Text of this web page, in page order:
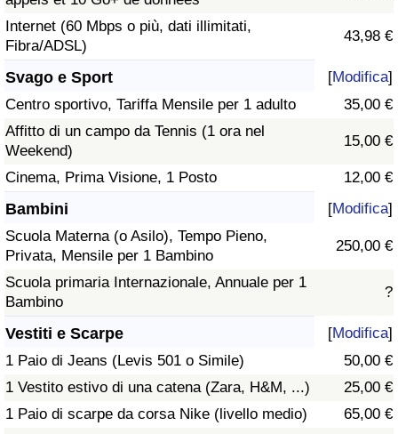
Internet (60 Mbps o più, dati illimitati,
Fibra/ADSL)
43,98 €
Svago e Sport [Modifica]
Centro sportivo, Tariffa Mensile per 1 adulto
35,00 €
Affitto di un campo da Tennis (1 ora nel
Weekend)
15,00 €
Cinema, Prima Visione, 1 Posto 12,00 €
Bambini [Modifica]
Scuola Materna (o Asilo), Tempo Pieno,
Privata, Mensile per 1 Bambino
250,00 €
Scuola primaria Internazionale, Annuale per 1
Bambino
?
Vestiti e Scarpe [Modifica]
1 Paio di Jeans (Levis 501 o Simile)
50,00 €
1 Vestito estivo di una catena (Zara, H&M, ...)
25,00 €
1 Paio di scarpe da corsa Nike (livello medio)
65,00 €